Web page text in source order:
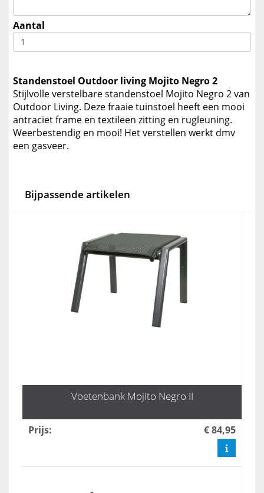
Aantal
Standenstoel Outdoor living Mojito Negro 2
Stijlvolle verstelbare standenstoel Mojito Negro 2 van
Outdoor Living. Deze fraaie tuinstoel heeft een mooi
antraciet frame en textileen zitting en rugleuning.
Weerbestendig en mooi! Het verstellen werkt dmv
een gasveer.
Bijpassende artikelen
Voetenbank Mojito Negro II
Prijs: € 84,95